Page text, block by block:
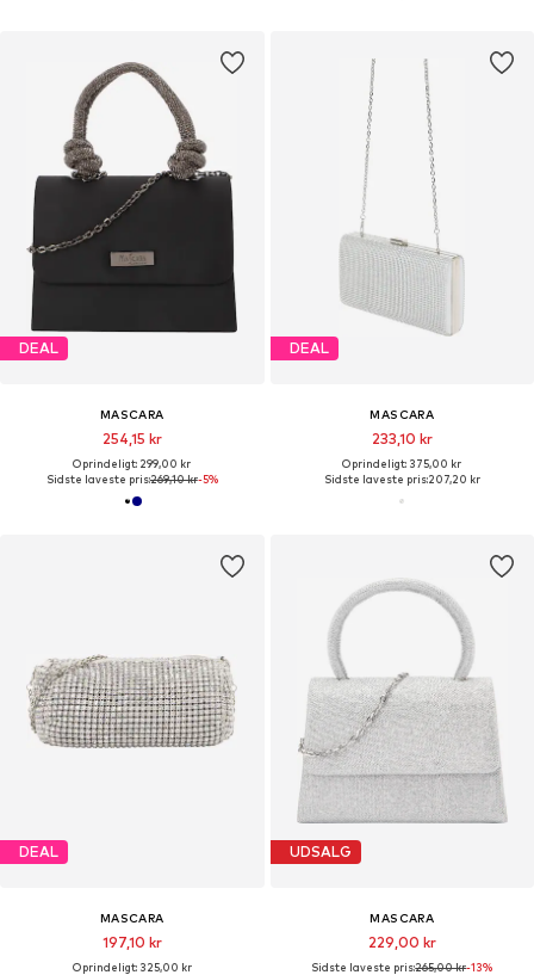
DEAL
MASCARA
254,15 kr
Oprindeligt: 299,00 kr
Sidste laveste pris:269,10 kr-5%
DEAL
MASCARA
233,10 kr
Oprindeligt: 375,00 kr
Sidste laveste pris:207,20 kr
DEAL
MASCARA
197,10 kr
Oprindeligt: 325,00 kr
UDSALG
MASCARA
229,00 kr
Sidste laveste pris:265,00 kr-13%